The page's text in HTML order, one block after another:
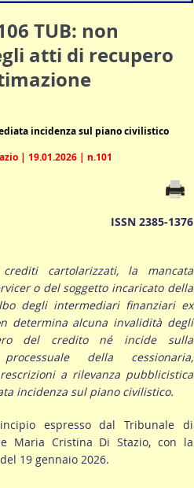
TUB: non
atti di recupero
incidenza sul piano civilistico
| 19.01.2026 | n.101
ISSN 2385-1376
cartolarizzati, la mancata
o del soggetto incaricato della
degli intermediari finanziari ex
determina alcuna invalidità degli
del credito né incide sulla
della cessionaria,
a rilevanza pubblicistica
incidenza sul piano civilistico.
espresso dal Tribunale di
Maria Cristina Di Stazio, con la
19 gennaio 2026.